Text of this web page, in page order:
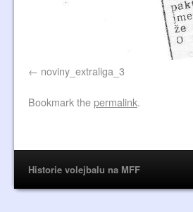
noviny_extraliga_3
Bookmark thepermalink.
Historie volejbalu na MFF